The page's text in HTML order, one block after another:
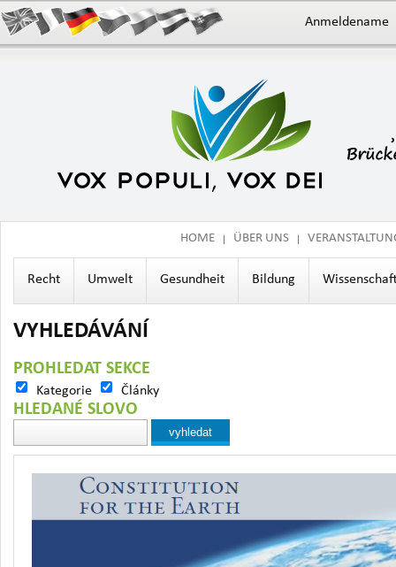
HOME ÜBER UNS
Recht Umwelt Gesundheit Bildung
VYHLEDÁVÁNÍ
PROHLEDAT SEKCE
Kategorie Články
HLEDANÉ SLOVO
Anmeldename